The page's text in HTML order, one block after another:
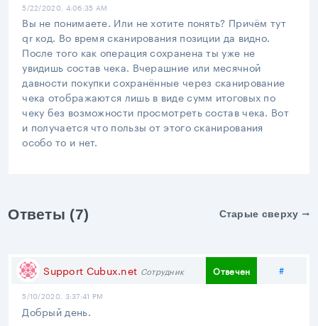
5/22/2020, 4:06:35 AM
Вы не понимаете. Или не хотите понять? Причём тут
qr код. Во время сканирования позиции да видно.
После того как операция сохранена ты уже не
увидишь состав чека. Вчерашние или месячной
давности покупки сохранённые через сканирование
чека отображаются лишь в виде сумм итоговых по
чеку без возможности просмотреть состав чека. Вот
и получается что пользы от этого сканирования
особо то и нет.
Ответы (7) Старые сверху
Support Cubux.net Сотрудник Отвечен #
5/10/2020, 3:37:41 PM
Добрый день.